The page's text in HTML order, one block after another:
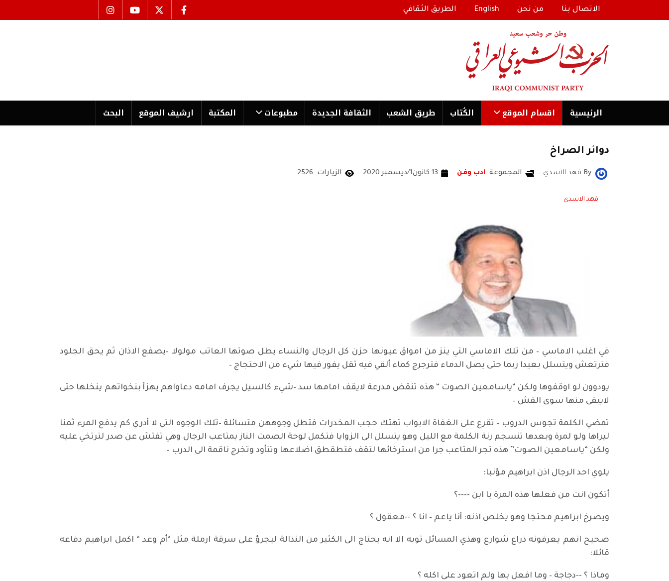
الاتصال بنا من نحن English الطريق الثقافي
الرئیسية اقسام الموقع الكُتاب طریق الشعب الثقافة الجدیدة مطبوعات المكتبة ارشیف الموقع البحث
دوائر الصراخ
By فهد الاسدي المجموعة: ادب وفن 13 كانون1/ديسمبر 2020 الزيارات: 2526
فهد الاسدي
في اغلب الاماسي – من تلك الاماسي التي ينز من امواق عيونها حزن كل الرجال والنساء يطل صوتها العاتب مولولا –يصفع الاذان ثم يحق الجلود
فترتعش ويتسلل بعيدا ربما حتى يصل الدماء فترجرج كماء ألقي فيه ثقل يفور فيها شيء من الاحتجاج –
يودوون لو اوقفوها ولكن “ياسامعين الصوت “ هذه تنقض مدرعة لايقف امامها سد –شيء كالسيل يجرف امامه دعاواهم يهزأ بنخواتهم ينخلها حتى
لايبقى منها سوى القش –
تمضي الكلمة تجوس الدروب – تقرع على الغفاة الابواب تهتك حجب المخدرات فتطل وجوههن متسائلة –تلك الوجوه التي لا أدري كم يدفع المرء ثمنا
ليراها ولو لمرة وبعدها تنسجم رنة الكلمة مع الليل وهو يتسلل الى الزوايا فتكمل لوحة الصمت الناز بمتاعب الرجال وهي تفتش عن صدر لترتخي عليه
ولكن “ياسامعين الصوت” هذه تجر المتاعب جرا من استرخائها لتقف فتطقطق اضلاعها وتتأود وتخرج ناقمة الى الدرب –
يلوي احد الرجال اذن ابراهيم مؤنبا:
أتكون انت من فعلها هذه المرة يا ابن ----؟
ويصرخ ابراهيم محتجا وهو يخلص اذنه: أنا ياعم – انا ؟ --معقول ؟
صحيح انهم يعرفونه ذراع شوارع وهذي المسائل ثوبه الا انه يحتاج الى الكثير من النذالة ليجرؤ على سرقة ارملة مثل “أم وعد “ اكمل ابراهيم دفاعه
قائلا:
وماذا ؟ --دجاجة – وما افعل بها ولم اتعود على اكله ؟